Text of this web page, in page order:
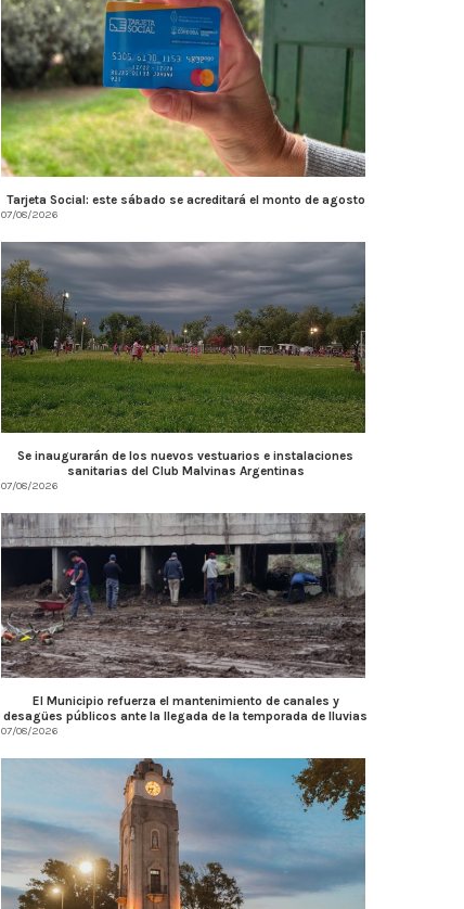
Tarjeta Social: este sábado se acreditará el monto de agosto
07/08/2026
Se inaugurarán de los nuevos vestuarios e instalaciones
sanitarias del Club Malvinas Argentinas
07/08/2026
El Municipio refuerza el mantenimiento de canales y
desagües públicos ante la llegada de la temporada de lluvias
07/08/2026